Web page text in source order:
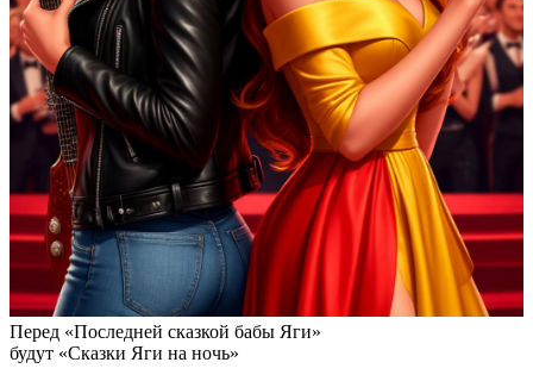
Перед «Последней сказкой бабы Яги»
будут «Сказки Яги на ночь»